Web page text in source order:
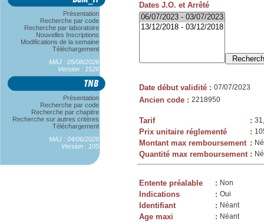
Présentation
Recherche par code
Recherche par laboratoire
Nouvelles Inscriptions
Modifications de la semaine
Téléchargement
MAJ : 05/08/2026
Version : 1526
Présentation
Recherche par code
Recherche par chapitre
Recherche sur autres critères
Téléchargement
MAJ : 04/06/2026
Version : 105
Dates J.O. et Arrêté
Date début validité : 07/07/2023
Ancien code : 2218950
Tarif :
Prix unitaire réglementé :
Montant max remboursement :
Quantité max remboursement :
Entente préalable : Non
Indications : Oui
Identifiant : Néant
Age maxi : Néant